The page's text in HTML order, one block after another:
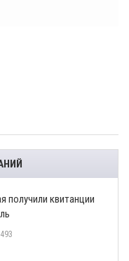
получили квитанции
493